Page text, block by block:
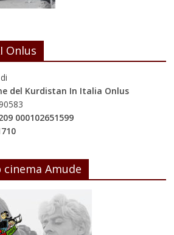
Onlus
del Kurdistan In Italia Onlus
000102651599
Amude